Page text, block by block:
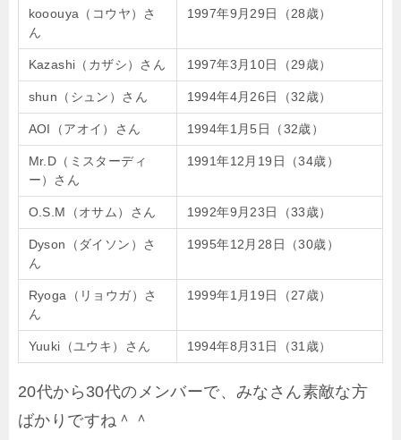
kooouya（コウヤ）さ
ん
1997年9月29日（28歳）
Kazashi（カザシ）さん 1997年3月10日（29歳）
shun（シュン）さん 1994年4月26日（32歳）
AOI（アオイ）さん 1994年1月5日（32歳）
Mr.D（ミスターディ
ー）さん
1991年12月19日（34歳）
O.S.M（オサム）さん 1992年9月23日（33歳）
Dyson（ダイソン）さ
ん
1995年12月28日（30歳）
Ryoga（リョウガ）さ
ん
1999年1月19日（27歳）
Yuuki（ユウキ）さん 1994年8月31日（31歳）
20代から30代のメンバーで、みなさん素敵な方
ばかりですね＾＾